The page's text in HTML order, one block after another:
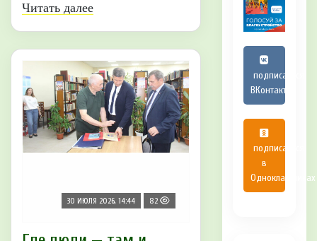
Читать далее
30 ИЮЛЯ 2026, 14:44 82
подписаться
ВКонтакте
подписаться
в
Одноклассниках